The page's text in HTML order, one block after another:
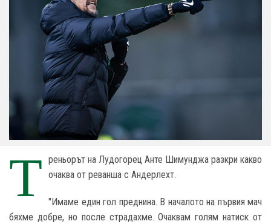
Т реньорът на Лудогорец Анте Шимунджа разкри какво
очаква от реванша с Андерлехт.
"Имаме един гол преднина. В началото на първия мач
бяхме добре, но после страдахме. Очаквам голям натиск от